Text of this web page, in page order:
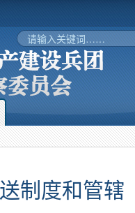
制度和管辖